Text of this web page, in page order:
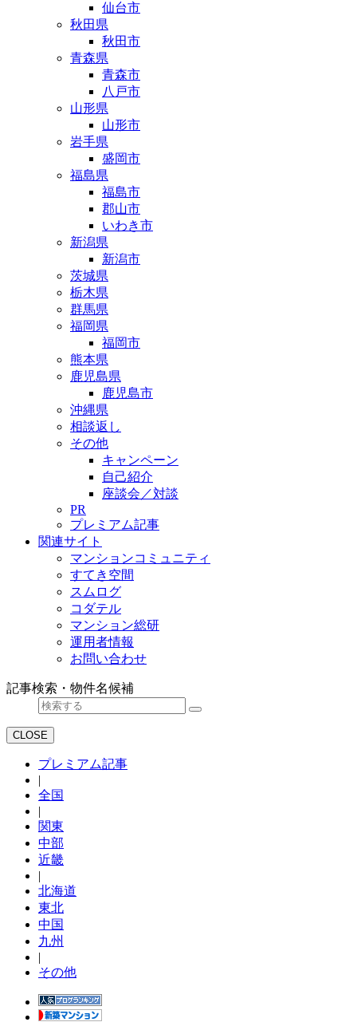
仙台市
秋田県
秋田市
青森県
青森市
八戸市
山形県
山形市
岩手県
盛岡市
福島県
福島市
郡山市
いわき市
新潟県
新潟市
茨城県
栃木県
群馬県
福岡県
福岡市
熊本県
鹿児島県
鹿児島市
沖縄県
相談返し
その他
キャンペーン
自己紹介
座談会／対談
PR
プレミアム記事
関連サイト
マンションコミュニティ
すてき空間
スムログ
コダテル
マンション総研
運用者情報
お問い合わせ
記事検索・物件名候補
CLOSE
プレミアム記事
|
全国
|
関東
中部
近畿
|
北海道
東北
中国
九州
|
その他